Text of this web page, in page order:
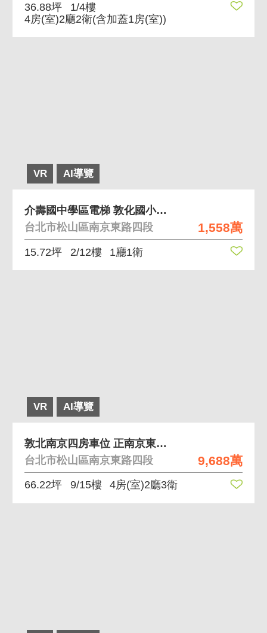
36.88坪
1/4樓
4房(室)2廳2衛(含加蓋1房(室))
VR AI導覽
1,558萬
介壽國中學區電梯 敦化國小介壽國中學區小巨蛋捷運
台北市松山區南京東路四段
15.72坪 2/12樓 1廳1衛
VR AI導覽
9,688萬
敦北南京四房車位 正南京東路高樓層景觀邊間戶
台北市松山區南京東路四段
66.22坪 9/15樓 4房(室)2廳3衛